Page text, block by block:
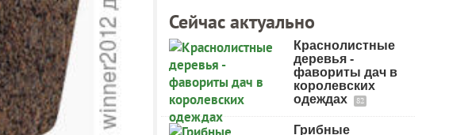
Сейчас актуально
Краснолистные
деревья -
фавориты дач в
королевских
одеждах
82
Грибные